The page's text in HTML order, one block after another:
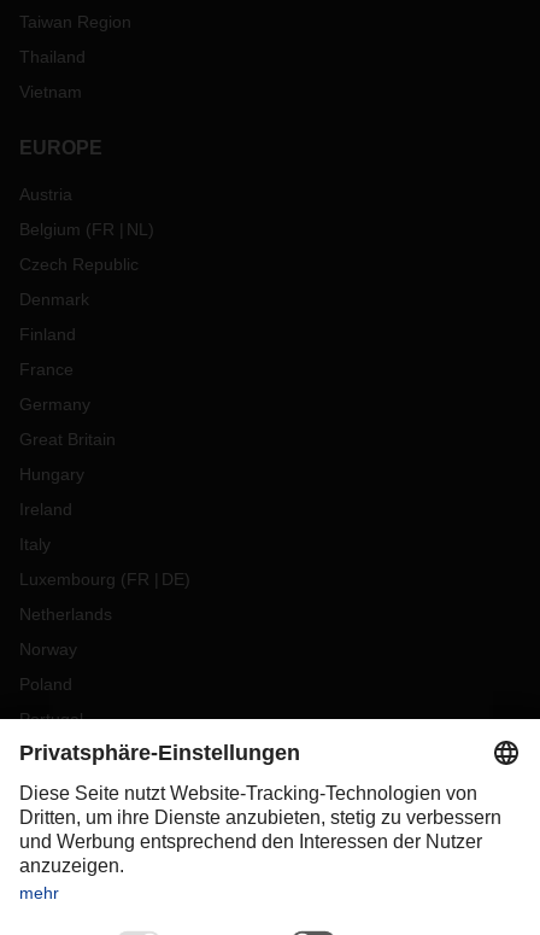
Taiwan Region
Thailand
Vietnam
EUROPE
Austria
Belgium (FR NL )
Czech Republic
Denmark
Finland
France
Germany
Great Britain
Hungary
Ireland
Italy
Luxembourg (FR DE)
Netherlands
Norway
Poland
Portugal
Romania
Slovakia
Spain
Sweden
Switzerland